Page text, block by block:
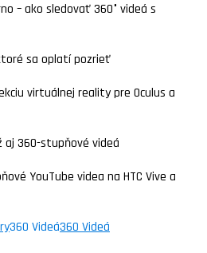
– ako sledovať 360° videá s
sa oplatí pozrieť
virtuálnej reality pre Oculus a
aj 360-stupňové videá
YouTube videa na HTC Vive a
360 Videá360 Videá